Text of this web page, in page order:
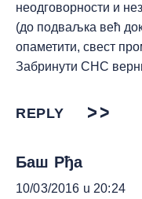
неодговорности и
(до подваљка већ
опаметити, свест
Забринути СНС
REPLY
Баш Рђа
10/03/2016 u 20:24